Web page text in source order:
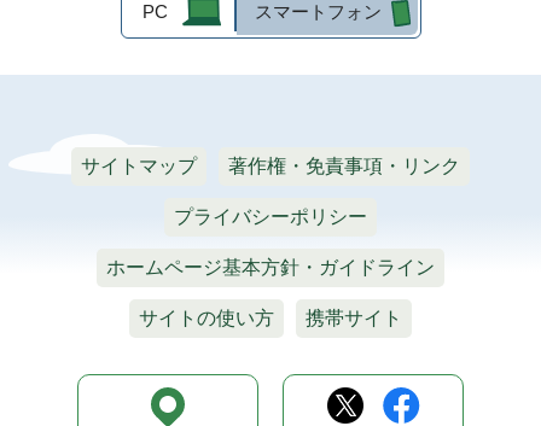
PC スマートフォン
サイトマップ 著作権・免責事項・リンク
プライバシーポリシー
ホームページ基本方針・ガイドライン
サイトの使い方 携帯サイト